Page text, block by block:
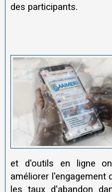
des participants.
et d'outils en ligne
améliorer l'engagement
les taux d'abandon